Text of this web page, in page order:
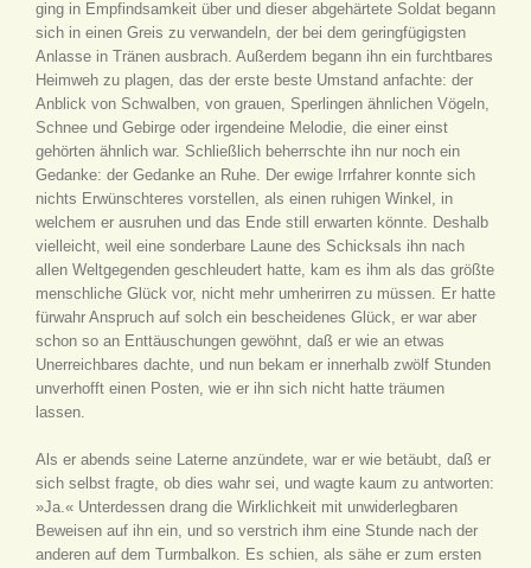
ging in Empfindsamkeit über und dieser abgehärtete Soldat begann
sich in einen Greis zu verwandeln, der bei dem geringfügigsten
Anlasse in Tränen ausbrach. Außerdem begann ihn ein furchtbares
Heimweh zu plagen, das der erste beste Umstand anfachte: der
Anblick von Schwalben, von grauen, Sperlingen ähnlichen Vögeln,
Schnee und Gebirge oder irgendeine Melodie, die einer einst
gehörten ähnlich war. Schließlich beherrschte ihn nur noch ein
Gedanke: der Gedanke an Ruhe. Der ewige Irrfahrer konnte sich
nichts Erwünschteres vorstellen, als einen ruhigen Winkel, in
welchem er ausruhen und das Ende still erwarten könnte. Deshalb
vielleicht, weil eine sonderbare Laune des Schicksals ihn nach
allen Weltgegenden geschleudert hatte, kam es ihm als das größte
menschliche Glück vor, nicht mehr umherirren zu müssen. Er hatte
fürwahr Anspruch auf solch ein bescheidenes Glück, er war aber
schon so an Enttäuschungen gewöhnt, daß er wie an etwas
Unerreichbares dachte, und nun bekam er innerhalb zwölf Stunden
unverhofft einen Posten, wie er ihn sich nicht hatte träumen
lassen.
Als er abends seine Laterne anzündete, war er wie betäubt, daß er
sich selbst fragte, ob dies wahr sei, und wagte kaum zu antworten:
»Ja.« Unterdessen drang die Wirklichkeit mit unwiderlegbaren
Beweisen auf ihn ein, und so verstrich ihm eine Stunde nach der
anderen auf dem Turmbalkon. Es schien, als sähe er zum ersten